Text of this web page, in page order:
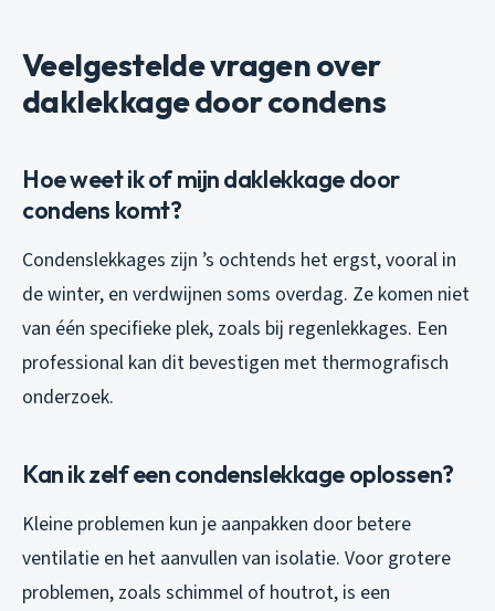
Veelgestelde vragen over
daklekkage door condens
Hoe weet ik of mijn daklekkage door
condens komt?
Condenslekkages zijn ’s ochtends het ergst, vooral in
de winter, en verdwijnen soms overdag. Ze komen niet
van één specifieke plek, zoals bij regenlekkages. Een
professional kan dit bevestigen met thermografisch
onderzoek.
Kan ik zelf een condenslekkage oplossen?
Kleine problemen kun je aanpakken door betere
ventilatie en het aanvullen van isolatie. Voor grotere
problemen, zoals schimmel of houtrot, is een